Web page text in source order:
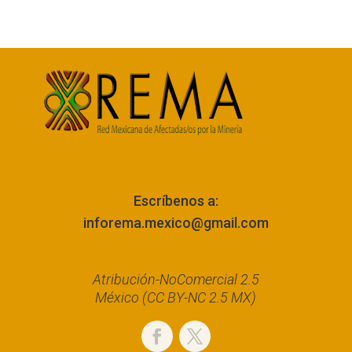
Escríbenos a:
inforema.mexico@gmail.com
Atribución-NoComercial 2.5
México (CC BY-NC 2.5 MX)